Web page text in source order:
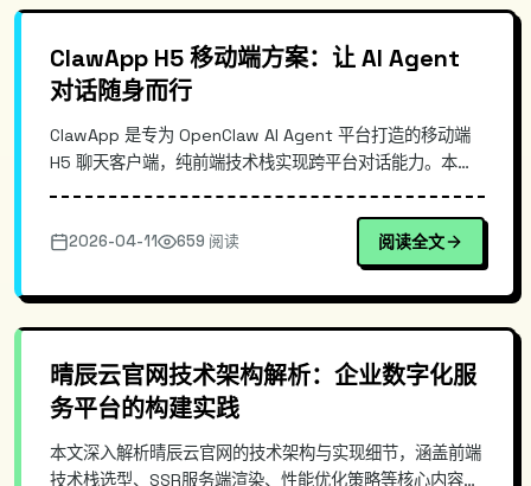
ClawApp H5 移动端方案：让 AI Agent
对话随身而行
ClawApp 是专为 OpenClaw AI Agent 平台打造的移动端
H5 聊天客户端，纯前端技术栈实现跨平台对话能力。本文
产环境完整指南，助你在移动端高效管理 AI Agent。
2026-04-11 659 阅读 阅读全文
晴辰云官网技术架构解析：企业数字化服
务平台的构建实践
本文深入解析晴辰云官网的技术架构与实现细节，涵盖前端
技术栈选型、SSR服务端渲染、性能优化策略等核心内容。